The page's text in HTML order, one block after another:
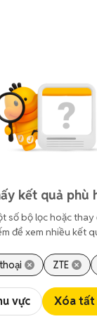
kết quả phù
số bộ lọc hoặc thay
để xem nhiều kết
ZTE
vực Xóa tất